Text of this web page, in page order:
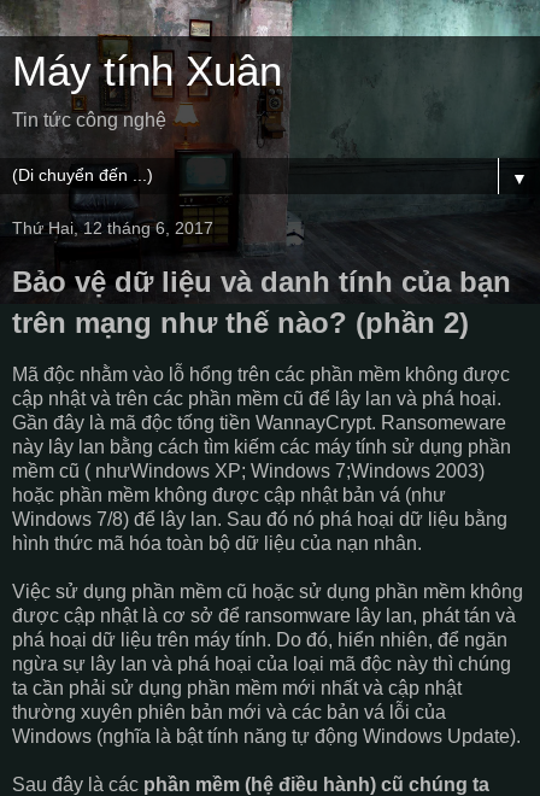
Máy tính Xuân
Tin tức công nghệ
▼
Thứ Hai, 12 tháng 6, 2017
Bảo vệ dữ liệu và danh tính của bạn
trên mạng như thế nào? (phần 2)
Mã độc nhằm vào lỗ hổng trên các phần mềm không được
cập nhật và trên các phần mềm cũ để lây lan và phá hoại.
Gần đây là mã độc tống tiền WannayCrypt. Ransomeware
này lây lan bằng cách tìm kiếm các máy tính sử dụng phần
mềm cũ ( nhưWindows XP; Windows 7;Windows 2003)
hoặc phần mềm không được cập nhật bản vá (như
Windows 7/8) để lây lan. Sau đó nó phá hoại dữ liệu bằng
hình thức mã hóa toàn bộ dữ liệu của nạn nhân.
Việc sử dụng phần mềm cũ hoặc sử dụng phần mềm không
được cập nhật là cơ sở để ransomware lây lan, phát tán và
phá hoại dữ liệu trên máy tính. Do đó, hiển nhiên, để ngăn
ngừa sự lây lan và phá hoại của loại mã độc này thì chúng
ta cần phải sử dụng phần mềm mới nhất và cập nhật
thường xuyên phiên bản mới và các bản vá lỗi của
Windows (nghĩa là bật tính năng tự động Windows Update).
Sau đây là các phần mềm (hệ điều hành) cũ chúng ta